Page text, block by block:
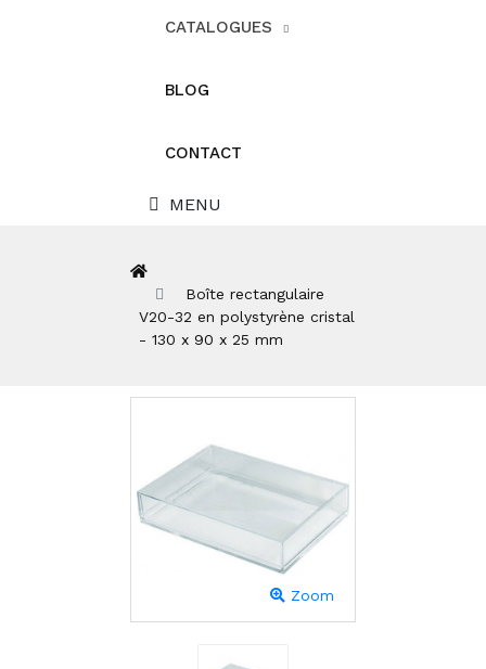
CATALOGUES
BLOG
CONTACT
MENU
Boîte rectangulaire
V20-32 en polystyrène cristal
- 130 x 90 x 25 mm
Zoom